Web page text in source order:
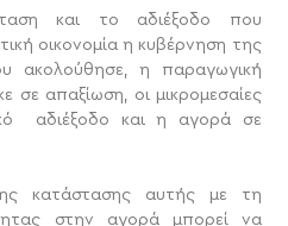
και το αδιέξοδο που
οικονομία η κυβέρνηση της
ακολούθησε, η παραγωγική
απαξίωση, οι μικρομεσαίες
αδιέξοδο και η αγορά σε
κατάστασης αυτής με τη
στην αγορά μπορεί να